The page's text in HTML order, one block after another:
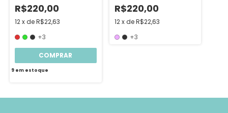
R$220,00
12xdeR$22,63
+3
COMPRAR
9em estoque
R$220,00
12 xdeR$22,63
+3